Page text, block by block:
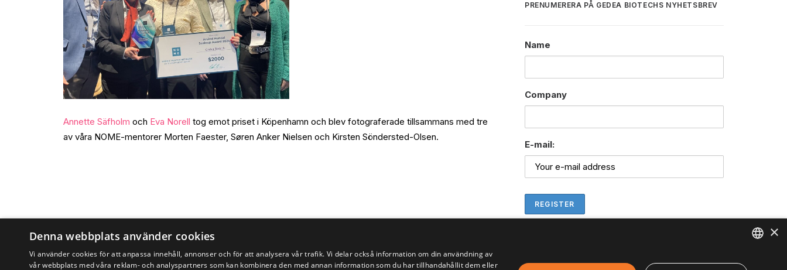
Annette Säfholm och Eva Norell tog emot priset i Köpenhamn och blev fotograferade tillsammans med tre
av våra NOME-mentorer Morten Faester, Søren Anker Nielsen och Kirsten Söndersted-Olsen.
PRENUMERERA PÅ GEDEA BIOTECHS NYHETSBREV
Name
Company
E-mail:
ENGLISH
×
Denna webbplats använder cookies
Vi använder cookies för att anpassa innehåll, annonser och för att analysera vår trafik. Vi delar också information om din användning av
vår webbplats med våra reklam- och analyspartners som kan kombinera den med annan information som du har tillhandahållit dem eller